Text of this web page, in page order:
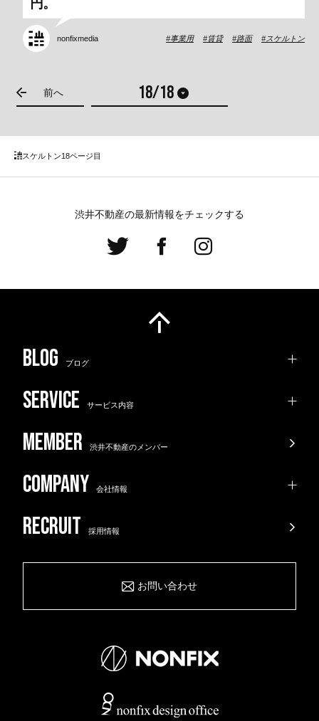
円。
nonfixmedia 事業用 賃貸 路面 スケルトン
前へ
スケルトン18ページ目
渋井不動産の最新情報をチェックする
ブログ
サービス内容
渋井不動産のメンバー
会社情報
採用情報
お問い合わせ